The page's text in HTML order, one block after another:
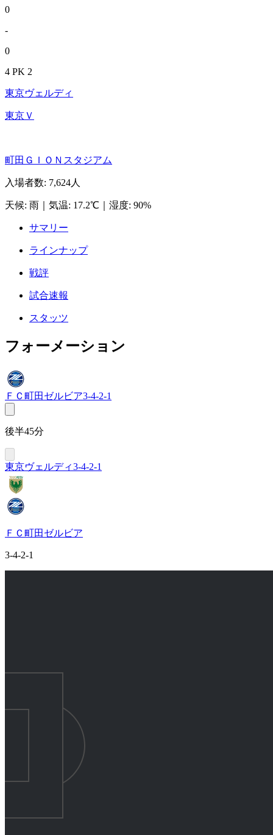
0
-
0
4 PK 2
東京ヴェルディ
東京Ｖ
町田ＧＩＯＮスタジアム
入場者数: 7,624人
天候: 雨 気温: 17.2℃ 湿度: 90%
サマリー
ラインナップ
戦評
試合速報
スタッツ
フォーメーション
ＦＣ町田ゼルビア3-4-2-1
後半45分
東京ヴェルディ3-4-2-1
ＦＣ町田ゼルビア
3-4-2-1